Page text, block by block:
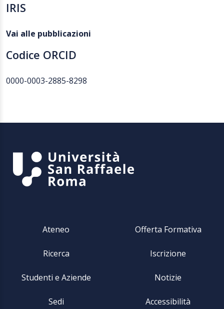
IRIS
Vai alle pubblicazioni
Codice ORCID
0000-0003-2885-8298
Ateneo Offerta Formativa
Ricerca Iscrizione
Studenti e Aziende Notizie
Sedi Accessibilità